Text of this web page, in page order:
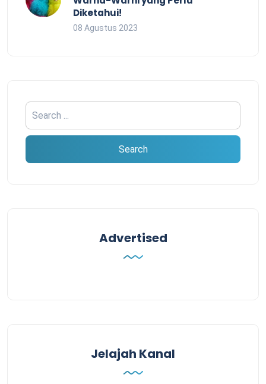
Diketahui!
08 Agustus 2023
Advertised
Jelajah Kanal